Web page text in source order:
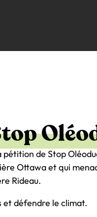
pétition de Stop
Ottawa et qui
Rideau.
défendre le climat.